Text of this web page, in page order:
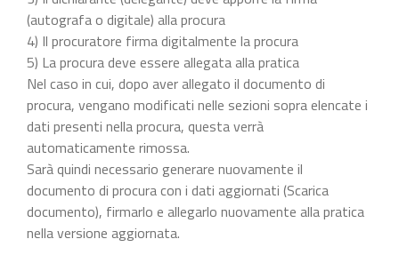
(autografa o digitale) alla procura
4) Il procuratore firma digitalmente la procura
5) La procura deve essere allegata alla pratica
Nel caso in cui, dopo aver allegato il documento di
procura, vengano modificati nelle sezioni sopra elencate i
dati presenti nella procura, questa verrà
automaticamente rimossa.
Sarà quindi necessario generare nuovamente il
documento di procura con i dati aggiornati (Scarica
documento), firmarlo e allegarlo nuovamente alla pratica
nella versione aggiornata.